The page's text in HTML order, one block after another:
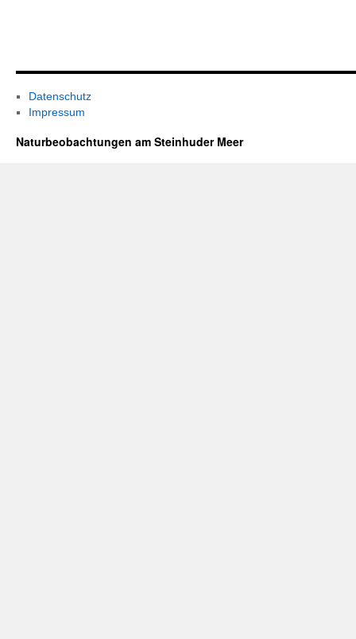
Datenschutz
Impressum
Naturbeobachtungen am Steinhuder Meer